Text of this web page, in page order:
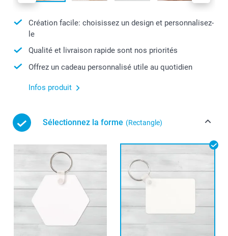
Création facile: choisissez un design et personnalisez-
le
Qualité et livraison rapide sont nos priorités
Offrez un cadeau personnalisé utile au quotidien
Infos produit
Sélectionnez la forme (Rectangle)